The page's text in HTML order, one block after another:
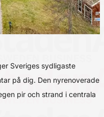
Sveriges sydligaste
på dig. Den nyrenoverade
pir och strand i centrala